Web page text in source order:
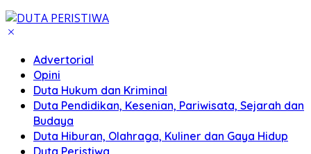
Advertorial
Opini
Duta Hukum dan Kriminal
Duta Pendidikan, Kesenian, Pariwisata, Sejarah dan
Budaya
Duta Hiburan, Olahraga, Kuliner dan Gaya Hidup
Duta Peristiwa